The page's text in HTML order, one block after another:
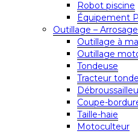
Robot piscine
Équipement
Outillage –
Outillage à
Outillage
Tondeuse
Tracteur
Coupe-
Taille-haie
Motoculteur